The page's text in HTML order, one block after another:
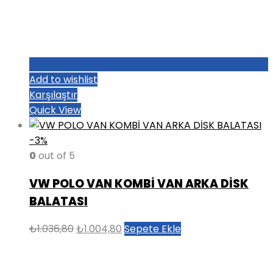
Add to wishlist
Karşılaştır
Quick View
-3%
0 out of 5
VW POLO VAN KOMBİ VAN ARKA DİSK
BALATASI
₺1.036,80Orijinal
₺1.004,80 Şu
Sepete Ekle